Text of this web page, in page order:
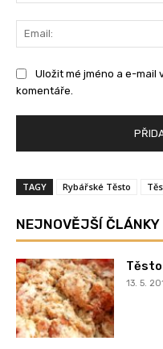
Uložit mé jméno a e-mail
komentáře.
TAGY Rybářské Těsto
NEJNOVĚJŠÍ ČLÁNKY
13. 5.